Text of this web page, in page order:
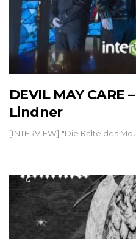
DEVIL MAY CARE
Lindner
[INTERVIEW] "Die Kälte des